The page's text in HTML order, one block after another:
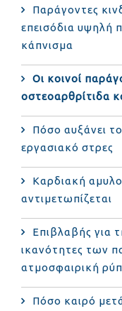
Παράγοντες
επεισόδια υψηλή
κάπνισμα
Οι κοινοί
οστεοαρθρίτιδα
Πόσο αυξάνει
εργασιακό στρες
Καρδιακή
αντιμετωπίζεται
Επιβλαβής για
ικανότητες των
ατμοσφαιρική
Πόσο καιρό